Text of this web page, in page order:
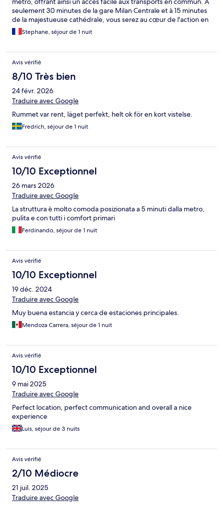
seulement 30 minutes de la gare Milan Centrale et à 15 minutes
de la majestueuse cathédrale, vous serez au cœur de l'action en
un rien de temps. L'appartement lui-même est impeccablement
propre et spacieux, avec des hauts plafonds qui ajoutent une
d'une belle salle de douche moderne et d'une literie de haute
qualité pour un confort optimal. De plus, vous trouverez des
supérettes et restaurants à proximité, ce qui rendra votre séjour
encore plus pratique et agréable.
Stephane, séjour de 1 nuit
Avis vérifié
8/10 Très bien
24 févr. 2026
Traduire avec Google
Rummet var rent, läget perfekt, helt ok för en kort vistelse.
Fredrich, séjour de 1 nuit
Avis vérifié
10/10 Exceptionnel
26 mars 2026
Traduire avec Google
La struttura è molto comoda posizionata a 5 minuti dalla metro,
pulita e con tutti i comfort primari
Ferdinando, séjour de 1 nuit
Avis vérifié
10/10 Exceptionnel
19 déc. 2024
Traduire avec Google
Muy buena estancia y cerca de estaciones principales.
Mendoza Carrera, séjour de 1 nuit
Avis vérifié
10/10 Exceptionnel
9 mai 2025
Traduire avec Google
Perfect location, perfect communication and overall a nice
experience
Luis, séjour de 3 nuits
Avis vérifié
2/10 Médiocre
21 juil. 2025
Traduire avec Google